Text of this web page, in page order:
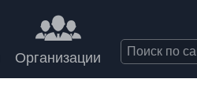
Организации